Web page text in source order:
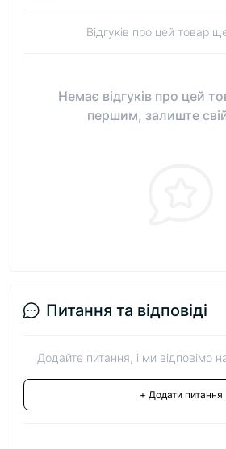
Відгуків про цей товар
Немає відгуків про цей
першим, залиште свій
Питання та відповіді
Додайте питання, і ми відповімо
+ Додати питання